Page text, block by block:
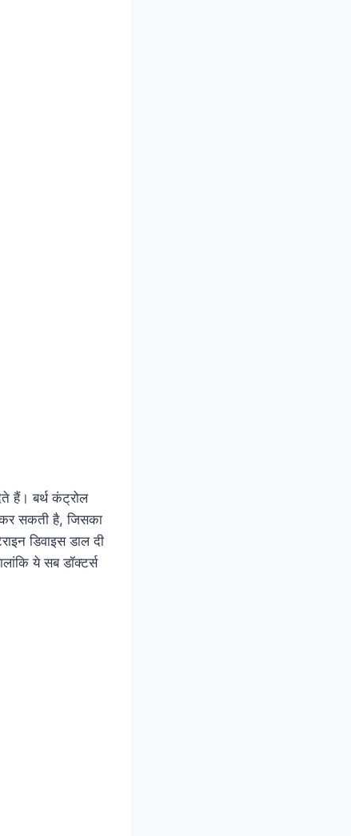
हैं। बर्थ कंट्रोल
कर सकती है, जिसका
डिवाइस डाल दी
ये सब डॉक्टर्स